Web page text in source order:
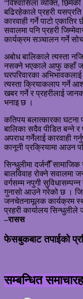
“विश्वासिला व्यक्ति,
बढिरहेकाले प्रहरी
कारवाही गर्ने पाटो
सवालमा पनि प्रहरी
कार्यक्रम सञ्चालन गर्ने
अबोध बालिकाले त्यस्ता
नसक्ने भएकाले आफु कहाँ
घरपरिवारका
त्यस्ता क्रियाकलाप गर्ने
खबर गर्ने र प्रहरीलाई
भनाइ छ ।
कतिपय बलात्कारका घटना
बालिका सदैव पीडित बन्ने
अपराध गर्नेलाई कारवाही
कानूनी प्रक्रियामा आउन
सिन्धुलीमा दर्जनौँ
बालविवाह रोक्ने सवालमा
वर्गसम्म नपुगी
गुनासो आउने गरेको छ ।
जनचेतनामूलक कार्यक्रम
प्रहरी कार्यालय सिन्धुलीले
–रासस
फेसबुकबाट तपाईको
सम्बन्धित